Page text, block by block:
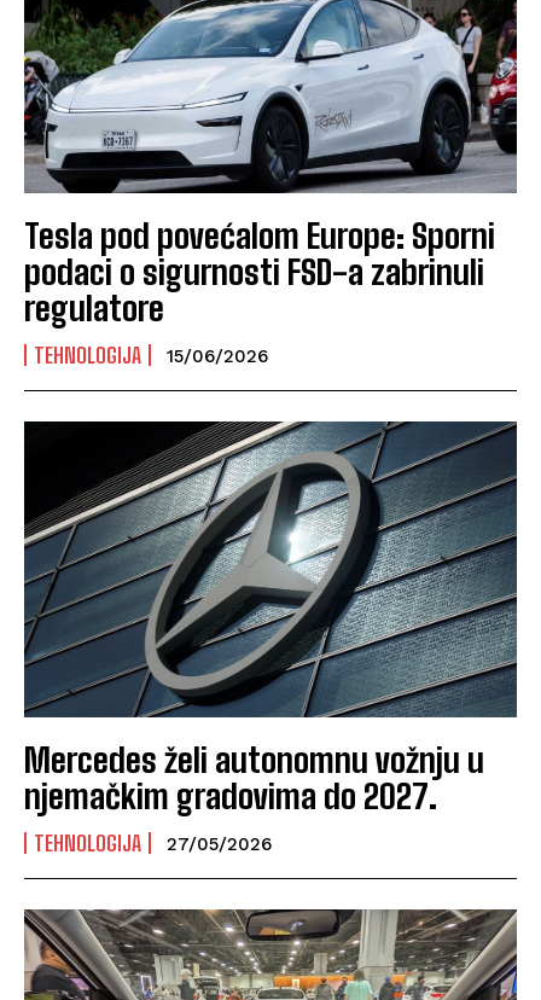
Tesla pod povećalom Europe: Sporni
podaci o sigurnosti FSD-a zabrinuli
regulatore
TEHNOLOGIJA 15/06/2026
Mercedes želi autonomnu vožnju u
njemačkim gradovima do 2027.
TEHNOLOGIJA 27/05/2026